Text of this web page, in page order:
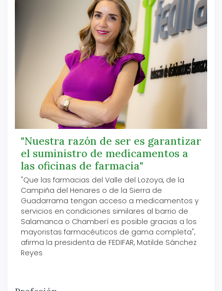
"Nuestra razón de ser es garantizar
el suministro de medicamentos a
las oficinas de farmacia"
"Que las farmacias del Valle del Lozoya, de la
Campiña del Henares o de la Sierra de
Guadarrama tengan acceso a medicamentos y
servicios en condiciones similares al barrio de
Salamanca o Chamberí es posible gracias a los
mayoristas farmacéuticos de gama completa",
afirma la presidenta de FEDIFAR, Matilde Sánchez
Reyes